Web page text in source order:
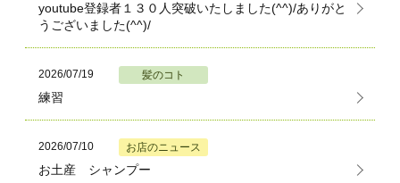
youtube登録者１３０人突破いたしました(^^)/ありがと
うございました(^^)/
2026/07/19 髪のコト
練習
2026/07/10 お店のニュース
お土産 シャンプー